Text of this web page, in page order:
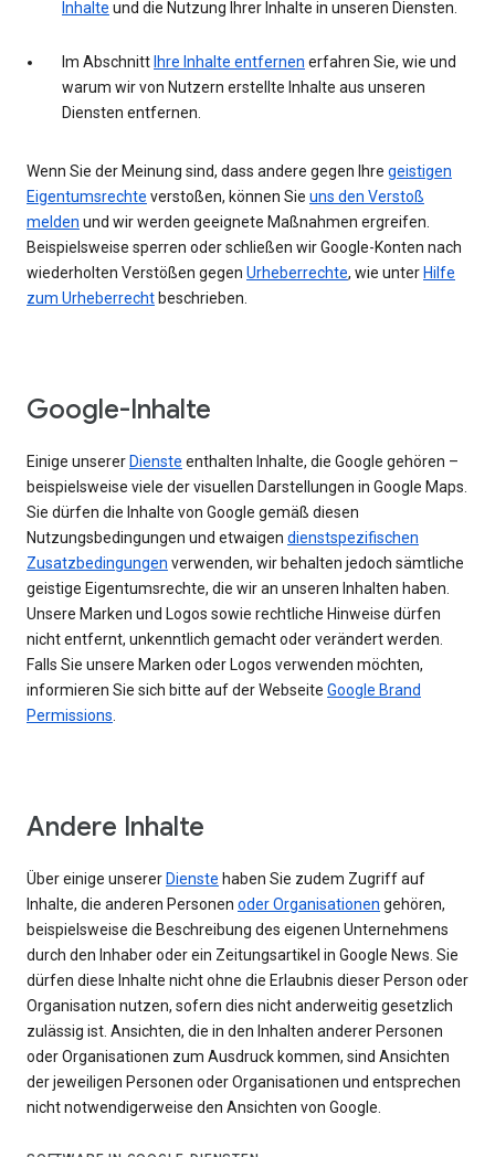
Inhalte und die Nutzung Ihrer Inhalte in unseren Diensten.
Im Abschnitt Ihre Inhalte entfernen erfahren Sie, wie und
warum wir von Nutzern erstellte Inhalte aus unseren
Diensten entfernen.
Wenn Sie der Meinung sind, dass andere gegen Ihre geistigen
Eigentumsrechte verstoßen, können Sie uns den Verstoß
melden und wir werden geeignete Maßnahmen ergreifen.
Beispielsweise sperren oder schließen wir Google-Konten nach
wiederholten Verstößen gegen Urheberrechte, wie unter Hilfe
zum Urheberrecht beschrieben.
Google-Inhalte
Einige unserer Dienste enthalten Inhalte, die Google gehören –
beispielsweise viele der visuellen Darstellungen in Google Maps.
Sie dürfen die Inhalte von Google gemäß diesen
Nutzungsbedingungen und etwaigen dienstspezifischen
Zusatzbedingungen verwenden, wir behalten jedoch sämtliche
geistige Eigentumsrechte, die wir an unseren Inhalten haben.
Unsere Marken und Logos sowie rechtliche Hinweise dürfen
nicht entfernt, unkenntlich gemacht oder verändert werden.
Falls Sie unsere Marken oder Logos verwenden möchten,
informieren Sie sich bitte auf der Webseite Google Brand
Permissions
Andere Inhalte
Über einige unserer Dienste haben Sie zudem Zugriff auf
Inhalte, die anderen Personen oder Organisationen gehören,
beispielsweise die Beschreibung des eigenen Unternehmens
durch den Inhaber oder ein Zeitungsartikel in Google News. Sie
dürfen diese Inhalte nicht ohne die Erlaubnis dieser Person oder
Organisation nutzen, sofern dies nicht anderweitig gesetzlich
zulässig ist. Ansichten, die in den Inhalten anderer Personen
oder Organisationen zum Ausdruck kommen, sind Ansichten
der jeweiligen Personen oder Organisationen und entsprechen
nicht notwendigerweise den Ansichten von Google.